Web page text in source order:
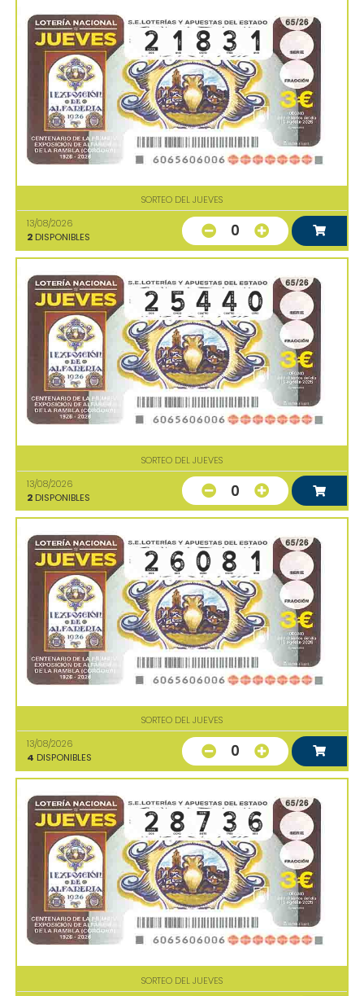
SORTEO DEL JUEVES
13/08/2026
2 DISPONIBLES 0
SORTEO DEL JUEVES
13/08/2026
2 DISPONIBLES 0
SORTEO DEL JUEVES
13/08/2026
4 DISPONIBLES 0
SORTEO DEL JUEVES